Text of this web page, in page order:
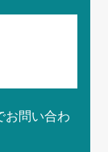
お問い合わ